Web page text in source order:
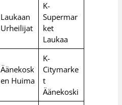
Laukaan
Urheilijat
K-
Supermar
ket
Laukaa
Äänekosk
en Huima
K-
Citymarke
t
Äänekoski